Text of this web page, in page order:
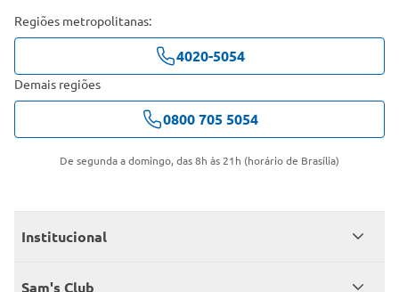
Regiões metropolitanas:
4020-5054
Demais regiões
0800 705 5054
De segunda a domingo, das 8h às 21h (horário de Brasília)
Institucional
Quem somos
Sam's Club